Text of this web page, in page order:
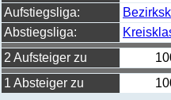
Aufstiegsliga:
Abstiegsliga:
2 Aufsteiger zu
1 Absteiger zu